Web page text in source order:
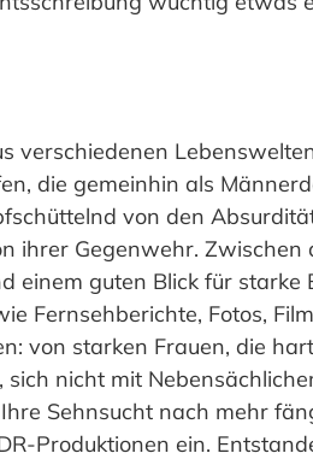
verschiedenen
die gemeinhin als
von den
ihrer Gegenwehr.
einem guten Blick für
Fernsehberichte, Fotos,
von starken Frauen, die
nicht mit
Sehnsucht nach mehr
Produktionen ein.